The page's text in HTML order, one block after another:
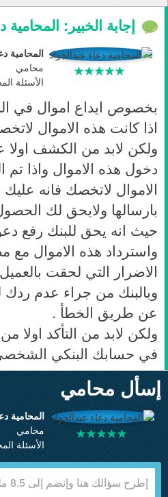
إجابة الخبير: المحامية
المحامية
محامي
الأسئلة المجابة 80029 | نسبة
بخصوص ايداع اموال في
اذا كانت هذه الاموال
ولكن لابد من الكشف
دخول هذه الاموال واذا تم
الاموال لاتخصك فانه
بارسالها ولايحق لك
حيث انه يحق للبنك رفع
واسترداد هذه الاموال مع
الاضرار التي لحقت
وبالبنك من جراء عدم ردك
عن طريق الخطأ .
ولكن لابد من التأكد اولا
في حسابك البنكي
إسأل محامي
المحامية
محامي
الأسئلة المجابة 80029 |